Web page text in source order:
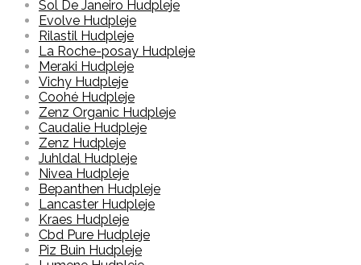
Sol De Janeiro Hudpleje
Evolve Hudpleje
Rilastil Hudpleje
La Roche-posay Hudpleje
Meraki Hudpleje
Vichy Hudpleje
Coohé Hudpleje
Zenz Organic Hudpleje
Caudalie Hudpleje
Zenz Hudpleje
Juhldal Hudpleje
Nivea Hudpleje
Bepanthen Hudpleje
Lancaster Hudpleje
Kraes Hudpleje
Cbd Pure Hudpleje
Piz Buin Hudpleje